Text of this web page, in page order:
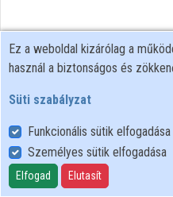
Felhasználói szabályzat
Adatkezelési tájékoztató
Süti szabályzat
Ez a weboldal kizárólag a
használ a biztonságos és
Süti szabályzat
Funkcionális sütik elfogadása
Személyes sütik elfogadása
Elfogad Elutasít